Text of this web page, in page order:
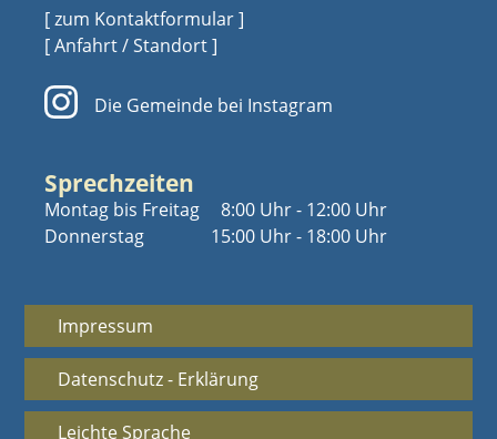
[ zum Kontaktformular ]
[ Anfahrt / Standort ]
Die Gemeinde bei Instagram
Sprechzeiten
Montag bis Freitag
Donnerstag
8:00 Uhr - 12:00 Uhr
15:00 Uhr - 18:00 Uhr
Impressum
Datenschutz - Erklärung
Leichte Sprache